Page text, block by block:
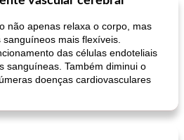
não apenas relaxa o corpo, mas
mais flexíveis.
das células endoteliais
sanguíneas. Também diminui o
doenças cardiovasculares